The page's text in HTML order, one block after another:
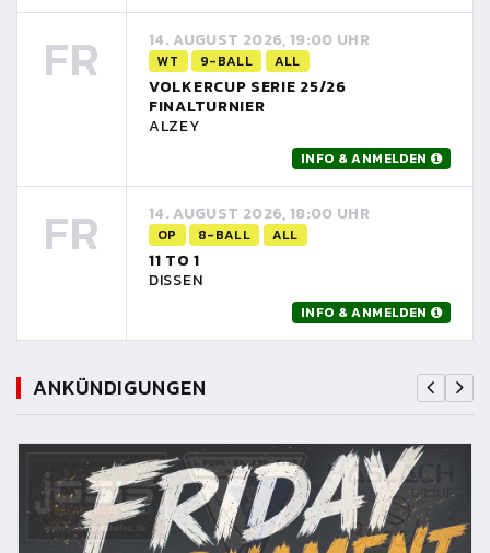
FR 14. AUGUST 2026, 19:00 UHR
WT 9-BALL ALL
VOLKERCUP SERIE 25/26
FINALTURNIER
ALZEY
INFO & ANMELDEN
FR 14. AUGUST 2026, 18:00 UHR
OP 8-BALL ALL
11 TO 1
DISSEN
INFO & ANMELDEN
ANKÜNDIGUNGEN